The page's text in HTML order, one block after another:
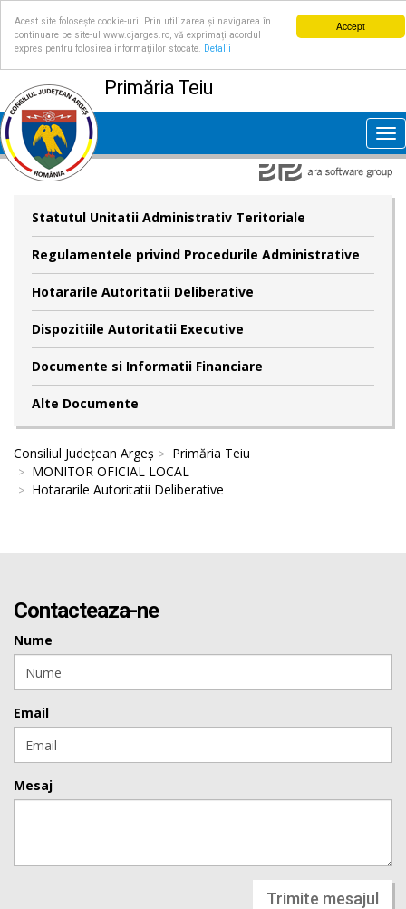
Accept
Acest site folosește cookie-uri. Prin utilizarea și navigarea în
continuare pe site-ul www.cjarges.ro, vă exprimați acordul
expres pentru folosirea informațiilor stocate.
Detalii
Primăria Teiu
Statutul Unitatii Administrativ Teritoriale
Regulamentele privind Procedurile Administrative
Hotararile Autoritatii Deliberative
Dispozitiile Autoritatii Executive
Documente si Informatii Financiare
Alte Documente
Consiliul Județean Argeș
Primăria Teiu
MONITOR OFICIAL LOCAL
Hotararile Autoritatii Deliberative
Contacteaza-ne
Nume
Email
Mesaj
Trimite mesajul